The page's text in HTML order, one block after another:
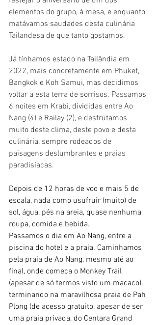
elementos do grupo, à mesa, e enquanto
matávamos saudades desta culinária
Tailandesa de que tanto gostamos.
Já tínhamos estado na Tailândia em
2022, mais concretamente em Phuket,
Bangkok e Koh Samui, mas decidimos
voltar a esta terra de sorrisos. Passamos
6 noites em Krabi, divididas entre Ao
Nang (4) e Railay (2), e desfrutamos
muito deste clima, deste povo e desta
culinária, sempre rodeados de
paisagens deslumbrantes e praias
paradisíacas.
Depois de 12 horas de voo e mais 5 de
escala, nada como usufruir (muito) de
sol, água, pés na areia, quase nenhuma
roupa, comida e bebida.
Passamos o dia em Ao Nang, entre a
piscina do hotel e a praia. Caminhamos
pela praia de Ao Nang, mesmo até ao
final, onde começa o Monkey Trail
(apesar de só termos visto um macaco),
terminando na maravilhosa praia de Pah
Plong (de acesso gratuito, apesar de ser
uma praia privada, do Centara Grand